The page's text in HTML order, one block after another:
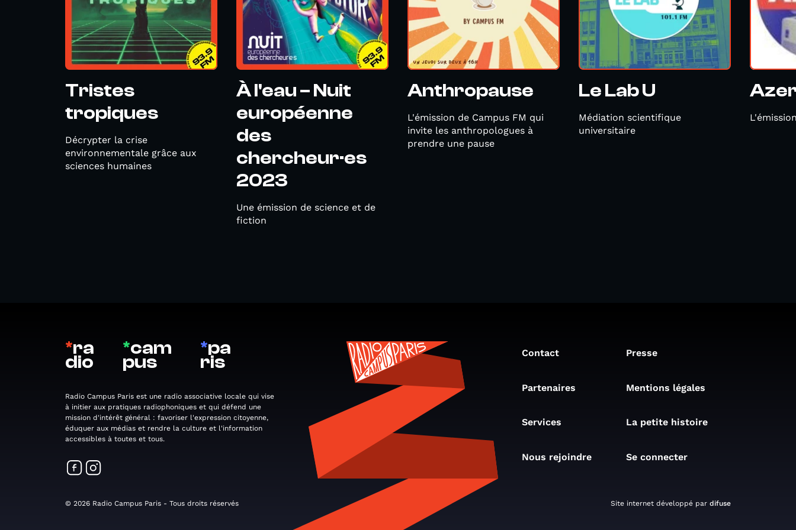
Tristes
tropiques
Décrypter la crise
environnementale grâce aux
sciences humaines
À l'eau – Nuit
européenne
des
chercheur·es
2023
Une émission de science et de
fiction
Anthropause
L'émission de Campus FM qui
invite les anthropologues à
prendre une pause
Le Lab U
Médiation scientifique
universitaire
*ra
dio
*cam
pus
*pa
ris
Radio Campus Paris est une radio associative locale qui vise
à initier aux pratiques radiophoniques et qui défend une
mission d'intérêt général : favoriser l'expression citoyenne,
éduquer aux médias et rendre la culture et l'information
accessibles à toutes et tous.
Contact Presse
Partenaires Mentions légales
Services La petite histoire
Nous rejoindre Se connecter
© 2026 Radio Campus Paris - Tous droits réservés Site internet développé par difuse